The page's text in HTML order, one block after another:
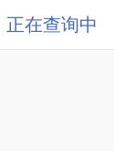
正在查询中